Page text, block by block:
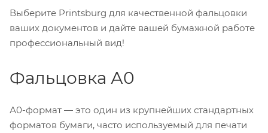
Выберите Printsburg для качественной фальцовки
ваших документов и дайте вашей бумажной работе
профессиональный вид!
Фальцовка А0
А0-формат — это один из крупнейших стандартных
форматов бумаги, часто используемый для печати